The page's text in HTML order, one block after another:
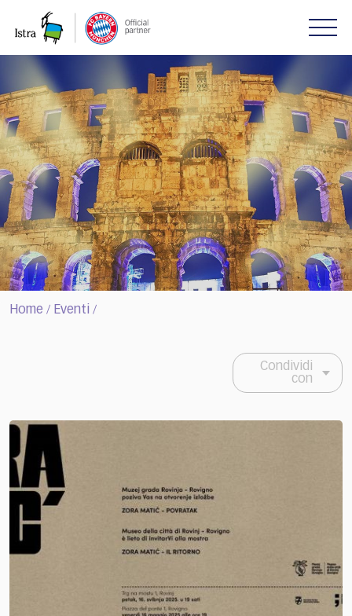
note:
website
includes
an
accessibility
system.
Home / Eventi /
Condividi
con